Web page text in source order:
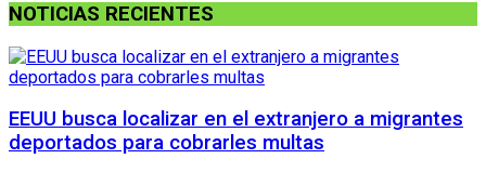
NOTICIAS RECIENTES
EEUU busca localizar en el extranjero a migrantes
deportados para cobrarles multas